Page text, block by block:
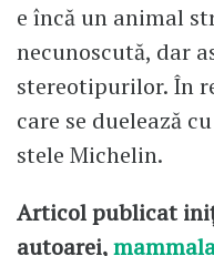
e încă un animal
necunoscută, dar
stereotipurilor. În
care se duelează
stele Michelin.
Articol publicat
autoarei,